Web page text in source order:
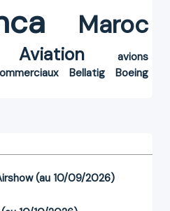
Maroc
Aviation
avions
Bellatig
Boeing
(au 10/09/2026)